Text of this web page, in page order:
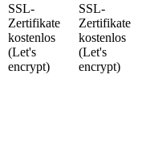
SSL-
Zertifikate
kostenlos
(Let's
encrypt)
SSL-
Zertifikate
kostenlos
(Let's
encrypt)